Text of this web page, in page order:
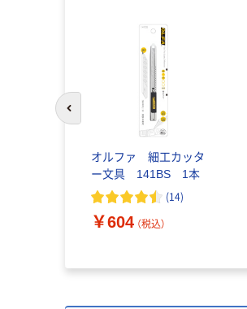
オルファ 細工カッタ
ー文具 141BS 1本
(14)
￥604 （税込）